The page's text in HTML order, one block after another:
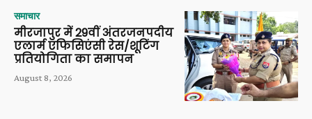
समाचार
मीरजापुर में 29वीं अंतरजनपदीय
एलार्म एफिसिएंसी रेस/शूटिंग
प्रतियोगिता का समापन
August 8, 2026